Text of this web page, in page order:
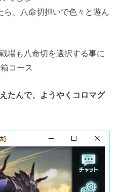
、八命切担いで色々と遊ん
場も八命切を選択する事に
コース
たんで、ようやくコロマグ